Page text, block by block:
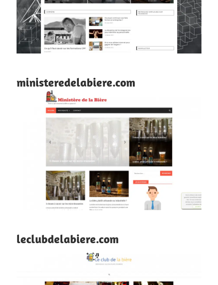
ministeredelabiere.com
leclubdelabiere.com